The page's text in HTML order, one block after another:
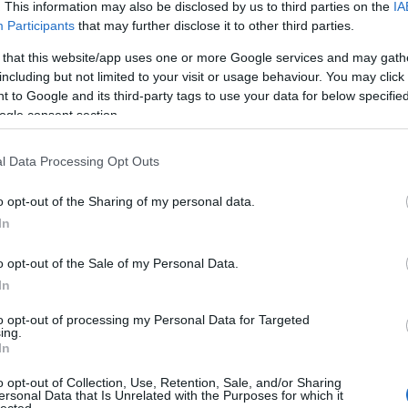
This information may also be disclosed by us to third parties on the
Participants that may further disclose it to other third parties.
that this website/app uses one or more Google services and may
but not limited to your visit or usage behaviour. You may
to Google and its third-party tags to use your data for below
consent section.
Data Processing Opt Outs
opt-out of the Sharing of my personal data.
opt-out of the Sale of my Personal Data.
opt-out of processing my Personal Data for Targeted
opt-out of Collection, Use, Retention, Sale, and/or Sharing
Data that Is Unrelated with the Purposes for which it
nyújtotta. A kulcsos gyerekek szülei jellemzően a
anyagi lehetőségük hogy másképp oldják meg a
a panelházak tövében, a vidéki városok régi
házak helyén keletkezett grundokon.
hogy együtt idézzük fel gyerekkorunkat.
helyszínek! A Bikás park, a Margitsziget,
vagy legyen kiigazítás, ne fogjátok vissza magatokat.
a fotókra kattintva azok linkjein megtehetitek, az
akár az archívum csaknem háromszázezer fotója
faliképet kereten, otthonotokba vagy esetleg